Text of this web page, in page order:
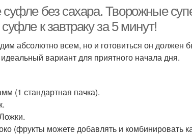
без сахара. Творожные
к завтраку за 5 минут!
абсолютно всем, но и готовиться он должен
вариант для приятного начала дня.
(1 стандартная пачка).
(фрукты можете добавлять и комбинировать